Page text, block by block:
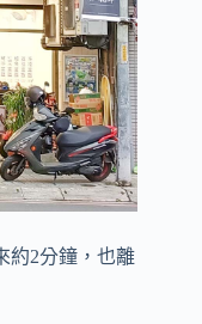
約2分鐘，也離